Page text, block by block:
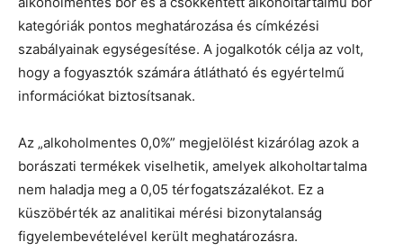
kategóriák pontos meghatározása és címkézési
szabályainak egységesítése. A jogalkotók célja az volt,
hogy a fogyasztók számára átlátható és egyértelmű
információkat biztosítsanak.
Az „alkoholmentes 0,0%” megjelölést kizárólag azok a
borászati termékek viselhetik, amelyek alkoholtartalma
nem haladja meg a 0,05 térfogatszázalékot. Ez a
küszöbérték az analitikai mérési bizonytalanság
figyelembevételével került meghatározásra.